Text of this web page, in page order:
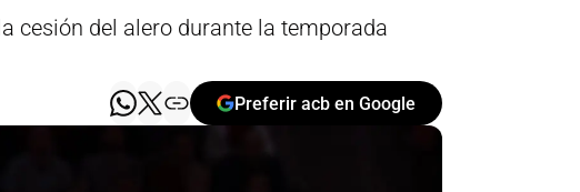
cesión del alero durante la temporada
Preferir acb en Google